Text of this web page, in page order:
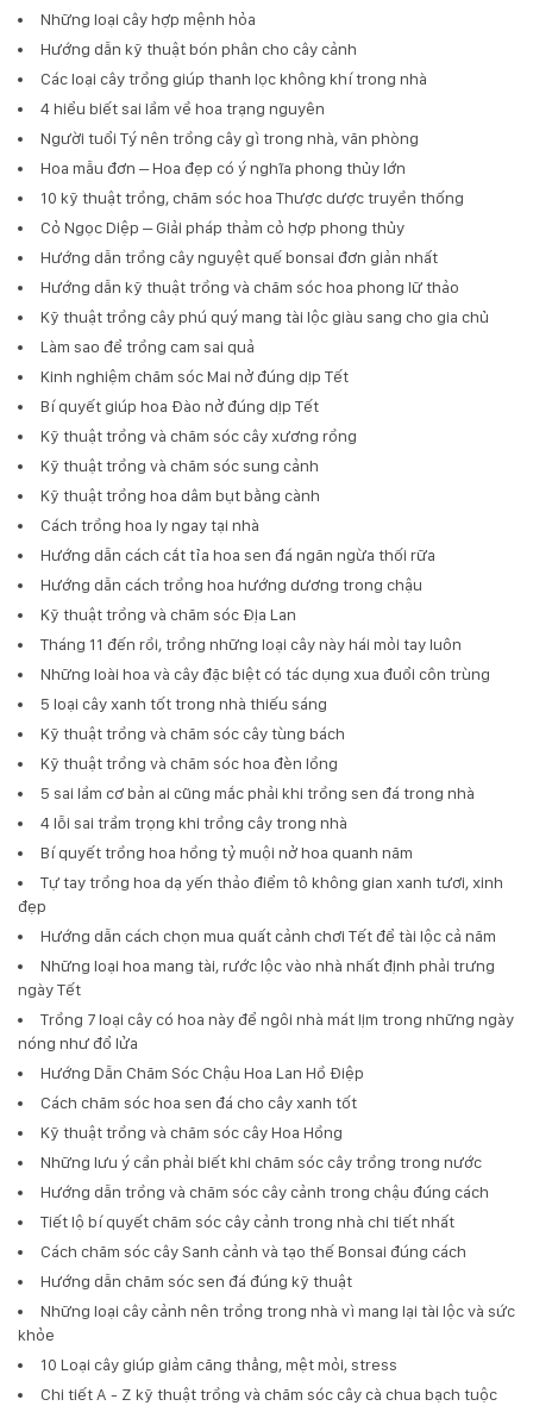
Những loại cây hợp mệnh hỏa
Hướng dẫn kỹ thuật bón phân cho cây cảnh
Các loại cây trồng giúp thanh lọc không khí trong nhà
4 hiểu biết sai lầm về hoa trạng nguyên
Người tuổi Tý nên trồng cây gì trong nhà, văn phòng
Hoa mẫu đơn – Hoa đẹp có ý nghĩa phong thủy lớn
10 kỹ thuật trồng, chăm sóc hoa Thược dược truyền thống
Cỏ Ngọc Diệp – Giải pháp thảm cỏ hợp phong thủy
Hướng dẫn trồng cây nguyệt quế bonsai đơn giản nhất
Hướng dẫn kỹ thuật trồng và chăm sóc hoa phong lữ thảo
Kỹ thuật trồng cây phú quý mang tài lộc giàu sang cho gia chủ
Làm sao để trồng cam sai quả
Kinh nghiệm chăm sóc Mai nở đúng dịp Tết
Bí quyết giúp hoa Đào nở đúng dịp Tết
Kỹ thuật trồng và chăm sóc cây xương rồng
Kỹ thuật trồng và chăm sóc sung cảnh
Kỹ thuật trồng hoa dâm bụt bằng cành
Cách trồng hoa ly ngay tại nhà
Hướng dẫn cách cắt tỉa hoa sen đá ngăn ngừa thối rữa
Hướng dẫn cách trồng hoa hướng dương trong chậu
Kỹ thuật trồng và chăm sóc Địa Lan
Tháng 11 đến rồi, trồng những loại cây này hái mỏi tay luôn
Những loài hoa và cây đặc biệt có tác dụng xua đuổi côn trùng
5 loại cây xanh tốt trong nhà thiếu sáng
Kỹ thuật trồng và chăm sóc cây tùng bách
Kỹ thuật trồng và chăm sóc hoa đèn lồng
5 sai lầm cơ bản ai cũng mắc phải khi trồng sen đá trong nhà
4 lỗi sai trầm trọng khi trồng cây trong nhà
Bí quyết trồng hoa hồng tỷ muội nở hoa quanh năm
Tự tay trồng hoa dạ yến thảo điểm tô không gian xanh tươi, xinh
đẹp
Hướng dẫn cách chọn mua quất cảnh chơi Tết để tài lộc cả năm
Những loại hoa mang tài, rước lộc vào nhà nhất định phải trưng
ngày Tết
Trồng 7 loại cây có hoa này để ngôi nhà mát lịm trong những ngày
nóng như đổ lửa
Hướng Dẫn Chăm Sóc Chậu Hoa Lan Hồ Điệp
Cách chăm sóc hoa sen đá cho cây xanh tốt
Kỹ thuật trồng và chăm sóc cây Hoa Hồng
Những lưu ý cần phải biết khi chăm sóc cây trồng trong nước
Hướng dẫn trồng và chăm sóc cây cảnh trong chậu đúng cách
Tiết lộ bí quyết chăm sóc cây cảnh trong nhà chi tiết nhất
Cách chăm sóc cây Sanh cảnh và tạo thế Bonsai đúng cách
Hướng dẫn chăm sóc sen đá đúng kỹ thuật
Những loại cây cảnh nên trồng trong nhà vì mang lại tài lộc và sức
khỏe
10 Loại cây giúp giảm căng thẳng, mệt mỏi, stress
Chi tiết A - Z kỹ thuật trồng và chăm sóc cây cà chua bạch tuộc